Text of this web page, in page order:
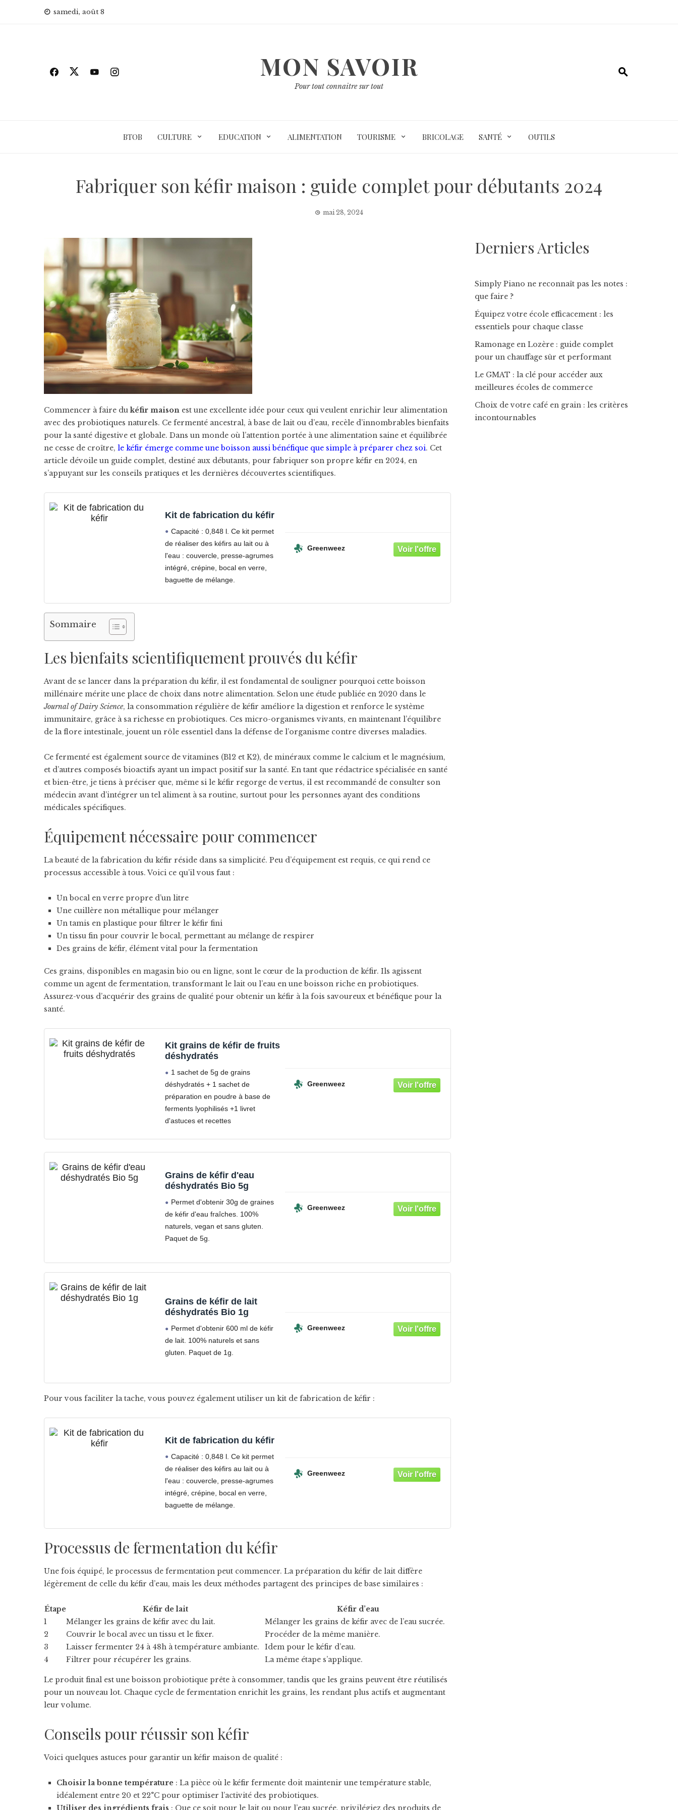
samedi, août 8
MON SAVOIR
Pour tout connaitre sur tout
BTOB CULTURE EDUCATION ALIMENTATION TOURISME BRICOLAGE SANTÉ OUTILS
Fabriquer son kéfir maison : guide complet pour débutants 2024
mai 28, 2024
Commencer à faire dukéfir maison est une excellente idée pour ceux qui veulent enrichir leur alimentation
avec des probiotiques naturels. Ce fermenté ancestral, à base de lait ou d’eau, recèle d’innombrables bienfaits
pour la santé digestive et globale. Dans un monde où l’attention portée à une alimentation saine et équilibrée
ne cesse de croître, le kéfir émerge comme une boisson aussi bénéfique que simple à préparer chez soi. Cet
article dévoile un guide complet, destiné aux débutants, pour fabriquer son propre kéfir en 2024, en
s’appuyant sur les conseils pratiques et les dernières découvertes scientifiques.
Kit de fabrication du kéfir
Capacité : 0,848 l. Ce kit permet
de réaliser des kéfirs au lait ou à
l'eau : couvercle, presse-agrumes
intégré, crépine, bocal en verre,
baguette de mélange.
Greenweez
Sommaire
Les bienfaits scientifiquement prouvés du kéfir
Avant de se lancer dans la préparation du kéfir, il est fondamental de souligner pourquoi cette boisson
millénaire mérite une place de choix dans notre alimentation. Selon une étude publiée en 2020 dans le
Journal of Dairy Science, la consommation régulière de kéfir améliore la digestion et renforce le système
immunitaire, grâce à sa richesse en probiotiques. Ces micro-organismes vivants, en maintenant l’équilibre
de la flore intestinale, jouent un rôle essentiel dans la défense de l’organisme contre diverses maladies.
Ce fermenté est également source de vitamines (B12 et K2), de minéraux comme le calcium et le magnésium,
et d’autres composés bioactifs ayant un impact positif sur la santé. En tant que rédactrice spécialisée en santé
et bien-être, je tiens à préciser que, même si le kéfir regorge de vertus, il est recommandé de consulter son
médecin avant d’intégrer un tel aliment à sa routine, surtout pour les personnes ayant des conditions
médicales spécifiques.
Équipement nécessaire pour commencer
La beauté de la fabrication du kéfir réside dans sa simplicité. Peu d’équipement est requis, ce qui rend ce
processus accessible à tous. Voici ce qu’il vous faut :
Un bocal en verre propre d’un litre
Une cuillère non métallique pour mélanger
Un tamis en plastique pour filtrer le kéfir fini
Un tissu fin pour couvrir le bocal, permettant au mélange de respirer
Des grains de kéfir, élément vital pour la fermentation
Ces grains, disponibles en magasin bio ou en ligne, sont le cœur de la production de kéfir. Ils agissent
comme un agent de fermentation, transformant le lait ou l’eau en une boisson riche en probiotiques.
Assurez-vous d’acquérir des grains de qualité pour obtenir un kéfir à la fois savoureux et bénéfique pour la
santé.
Kit grains de kéfir de fruits
déshydratés
1 sachet de 5g de grains
déshydratés + 1 sachet de
préparation en poudre à base de
ferments lyophilisés +1 livret
d'astuces et recettes
Greenweez
Grains de kéfir d'eau
déshydratés Bio 5g
Permet d'obtenir 30g de graines
de kéfir d'eau fraîches. 100%
naturels, vegan et sans gluten.
Paquet de 5g.
Greenweez
Grains de kéfir de lait
déshydratés Bio 1g
Permet d'obtenir 600 ml de kéfir
de lait. 100% naturels et sans
gluten. Paquet de 1g.
Greenweez
Pour vous faciliter la tache, vous pouvez également utiliser un kit de fabrication de kéfir :
Kit de fabrication du kéfir
Capacité : 0,848 l. Ce kit permet
de réaliser des kéfirs au lait ou à
l'eau : couvercle, presse-agrumes
intégré, crépine, bocal en verre,
baguette de mélange.
Greenweez
Processus de fermentation du kéfir
Une fois équipé, le processus de fermentation peut commencer. La préparation du kéfir de lait diffère
légèrement de celle du kéfir d’eau, mais les deux méthodes partagent des principes de base similaires :
Étape Kéfir de lait
Kéfir d’eau
1
Mélanger les grains de kéfir avec du lait.
Mélanger les grains de kéfir avec de l’eau sucrée.
2
Couvrir le bocal avec un tissu et le fixer.
Procéder de la même manière.
3
Laisser fermenter 24 à 48h à température ambiante.
Idem pour le kéfir d’eau.
4
Filtrer pour récupérer les grains. La même étape s’applique.
Le produit final est une boisson probiotique prête à consommer, tandis que les grains peuvent être réutilisés
pour un nouveau lot. Chaque cycle de fermentation enrichit les grains, les rendant plus actifs et augmentant
leur volume.
Conseils pour réussir son kéfir
Voici quelques astuces pour garantir un kéfir maison de qualité :
Choisir la bonne température : La pièce où le kéfir fermente doit maintenir une température stable,
idéalement entre 20 et 22°C pour optimiser l’activité des probiotiques.
Utiliser des ingrédients frais : Que ce soit pour le lait ou pour l’eau sucrée, privilégiez des produits de
Derniers Articles
Simply Piano ne reconnaît pas les notes :
que faire ?
Équipez votre école efficacement : les
essentiels pour chaque classe
Ramonage en Lozère : guide complet
pour un chauffage sûr et performant
Le GMAT : la clé pour accéder aux
meilleures écoles de commerce
Choix de votre café en grain : les critères
incontournables